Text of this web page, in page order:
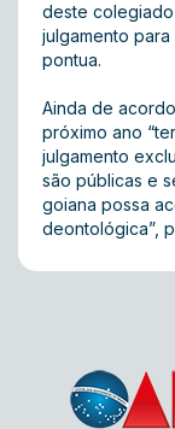
deste
julgamento para
pontua.
Ainda de
próximo ano
julgamento
são públicas e
goiana possa
deontológica”,